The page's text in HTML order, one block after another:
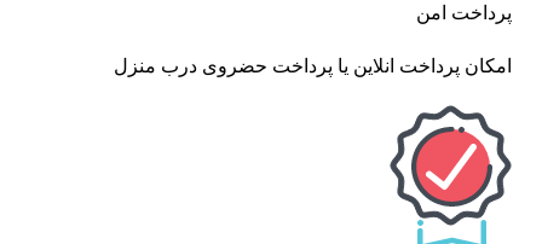
پرداخت امن
امکان پرداخت انلاین یا پرداخت حضروی درب منزل